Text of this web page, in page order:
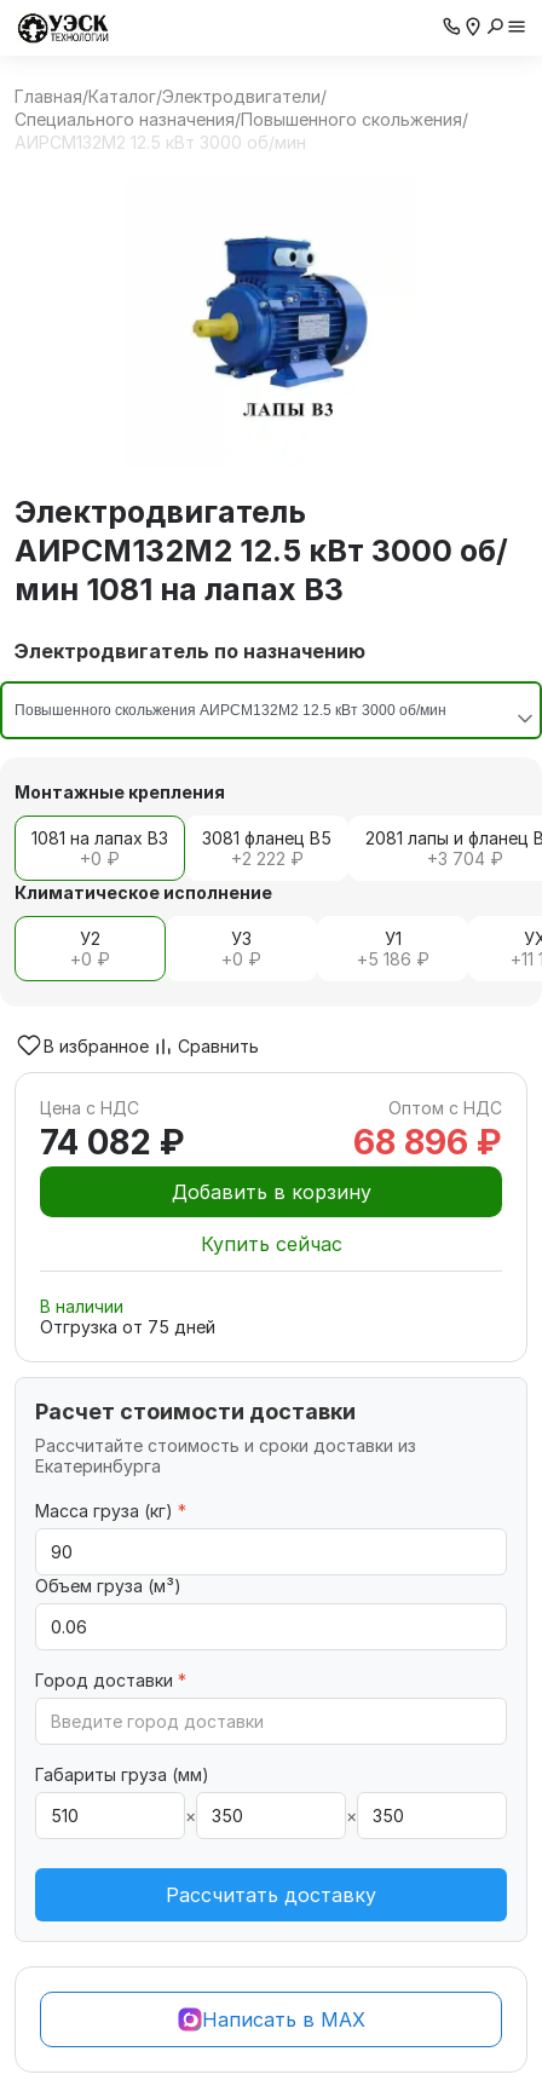
Главная/Каталог/Электродвигатели/
Специального назначения/Повышенного скольжения/
АИРCМ132M2 12.5 кВт 3000 об/мин
Электродвигатель
АИРCМ132M2 12.5 кВт 3000 об/
мин 1081 на лапах В3
Электродвигатель по назначению
Монтажные крепления
1081 на лапах В3
+0 ₽
3081 фланец В5
+2 222 ₽
2081 лапы и фланец
+3 704 ₽
Климатическое исполнение
У2
+0 ₽
У3
+0 ₽
У1
+5 186 ₽
+11
В избранное Сравнить
Цена с НДС Оптом с НДС
74 082 ₽ 68 896 ₽
Добавить в корзину
Купить сейчас
В наличии
Отгрузка от 75 дней
Расчет стоимости доставки
Рассчитайте стоимость и сроки доставки из
Екатеринбурга
Масса груза (кг) *
Объем груза (м³)
Город доставки *
Габариты груза (мм)
×
×
Рассчитать доставку
Написать в MAX